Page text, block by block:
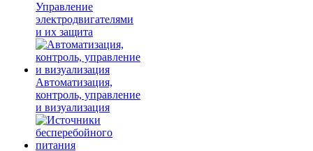
Управление
электродвигателями
и их защита
Автоматизация,
контроль, управление
и визуализация